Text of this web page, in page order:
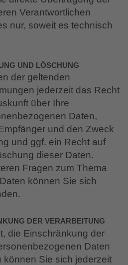
Verantwortlichen
nur, soweit es technisch
UND LÖSCHUNG
der geltenden
jederzeit das Recht
über Ihre
Daten,
und den Zweck
und ggf. ein Recht auf
dieser Daten.
Fragen zum Thema
können Sie sich
DER VERARBEITUNG
die Einschränkung der
Daten
können Sie sich jederzeit